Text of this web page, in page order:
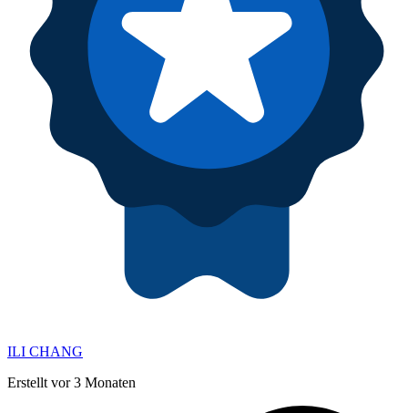
ILI CHANG
Erstellt vor 3 Monaten